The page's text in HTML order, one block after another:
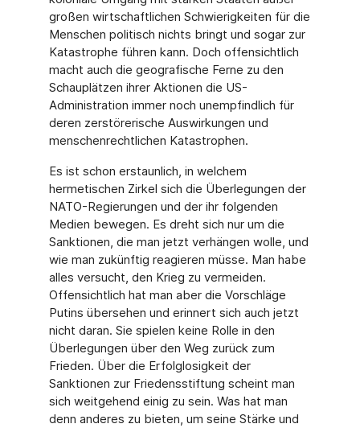
großen wirtschaftlichen Schwierigkeiten für die
Menschen politisch nichts bringt und sogar zur
Katastrophe führen kann. Doch offensichtlich
macht auch die geografische Ferne zu den
Schauplätzen ihrer Aktionen die US-
Administration immer noch unempfindlich für
deren zerstörerische Auswirkungen und
menschenrechtlichen Katastrophen.
Es ist schon erstaunlich, in welchem
hermetischen Zirkel sich die Überlegungen der
NATO-Regierungen und der ihr folgenden
Medien bewegen. Es dreht sich nur um die
Sanktionen, die man jetzt verhängen wolle, und
wie man zukünftig reagieren müsse. Man habe
alles versucht, den Krieg zu vermeiden.
Offensichtlich hat man aber die Vorschläge
Putins übersehen und erinnert sich auch jetzt
nicht daran. Sie spielen keine Rolle in den
Überlegungen über den Weg zurück zum
Frieden. Über die Erfolglosigkeit der
Sanktionen zur Friedensstiftung scheint man
sich weitgehend einig zu sein. Was hat man
denn anderes zu bieten, um seine Stärke und